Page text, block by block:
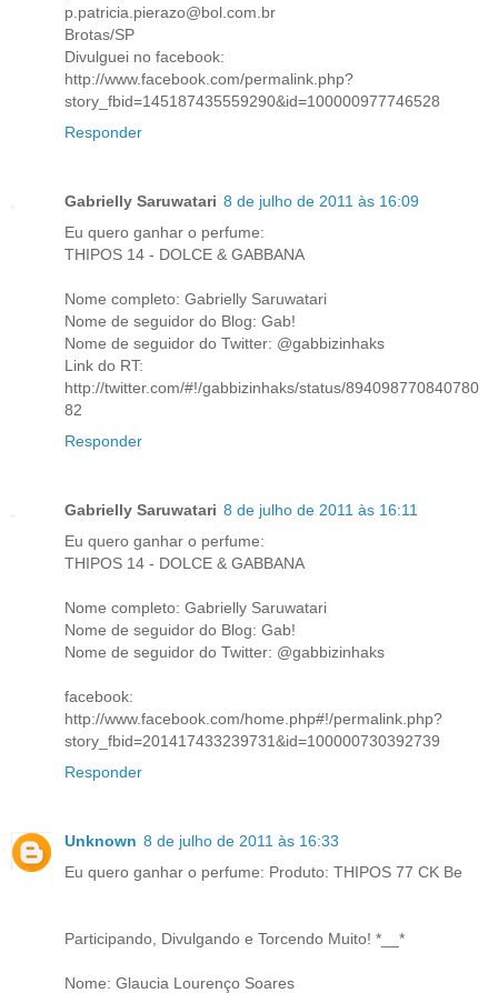
p.patricia.pierazo@bol.com.br
Brotas/SP
Divulguei no facebook:
http://www.facebook.com/permalink.php?
story_fbid=145187435559290&id=100000977746528
Responder
Gabrielly Saruwatari 8 de julho de 2011 às 16:09
Eu quero ganhar o perfume:
THIPOS 14 - DOLCE & GABBANA
Nome completo: Gabrielly Saruwatari
Nome de seguidor do Blog: Gab!
Nome de seguidor do Twitter: @gabbizinhaks
Link do RT:
http://twitter.com/#!/gabbizinhaks/status/894098770840780
82
Responder
Gabrielly Saruwatari 8 de julho de 2011 às 16:11
Eu quero ganhar o perfume:
THIPOS 14 - DOLCE & GABBANA
Nome completo: Gabrielly Saruwatari
Nome de seguidor do Blog: Gab!
Nome de seguidor do Twitter: @gabbizinhaks
facebook:
http://www.facebook.com/home.php#!/permalink.php?
story_fbid=201417433239731&id=100000730392739
Responder
Unknown 8 de julho de 2011 às 16:33
Eu quero ganhar o perfume: Produto: THIPOS 77 CK Be
Participando, Divulgando e Torcendo Muito! *__*
Nome: Glaucia Lourenço Soares